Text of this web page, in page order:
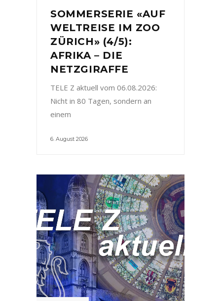
SOMMERSERIE «AUF
WELTREISE IM ZOO
ZÜRICH» (4/5):
AFRIKA – DIE
NETZGIRAFFE
TELE Z aktuell vom 06.08.2026:
Nicht in 80 Tagen, sondern an
einem
6. August 2026